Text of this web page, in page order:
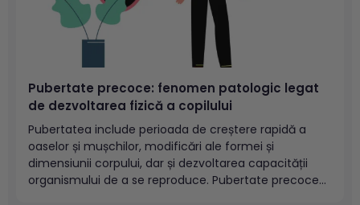
Pubertate precoce: fenomen patologic legat
de dezvoltarea fizică a copilului
Pubertatea include perioada de creștere rapidă a
oaselor și mușchilor, modificări ale formei și
dimensiunii corpului, dar și dezvoltarea capacității
organismului de a se reproduce. Pubertate precoce